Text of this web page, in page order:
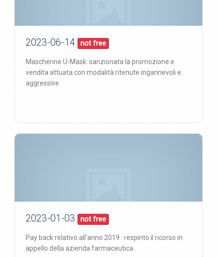
pubblicata:14/06/23
2023-06-14 not free
Mascherine U-Mask: sanzionata la promozione e
vendita attuata con modalità ritenute ingannevoli e
aggressive
pubblicata:03/01/23
2023-01-03 not free
Pay back relativo all’anno 2019 : respinto il ricorso in
appello della azienda farmaceutica